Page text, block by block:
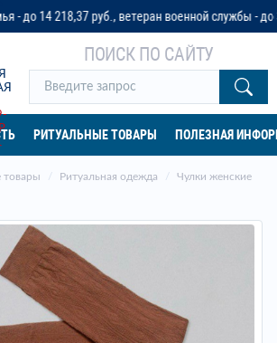
218,37 руб., ветеран военной службы - до 32
ПОИСК ПО САЙТУ
РИТУАЛЬНЫЕ ТОВАРЫ ПОЛЕЗНАЯ
товары Ритуальная одежда Чулки женские